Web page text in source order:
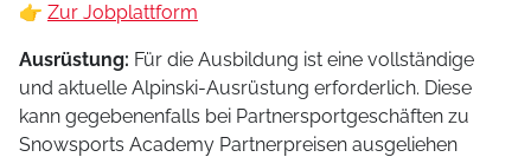
👉 Zur Jobplattform
Ausrüstung: Für die Ausbildung ist eine vollständige
und aktuelle Alpinski-Ausrüstung erforderlich. Diese
kann gegebenenfalls bei Partnersportgeschäften zu
Snowsports Academy Partnerpreisen ausgeliehen